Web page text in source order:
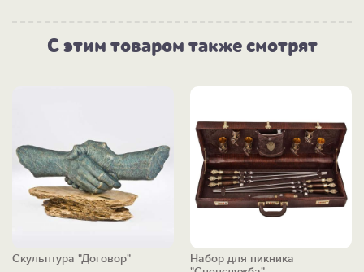
С этим товаром также смотрят
Скульптура "Договор"
Набор для пикника